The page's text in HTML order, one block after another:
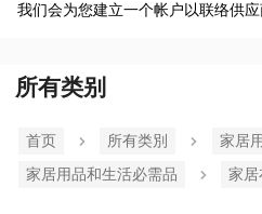
我们会为您建立一个帐户以联络供
所有类别
首页 所有类別
家居
家居用品和生活必需品
家